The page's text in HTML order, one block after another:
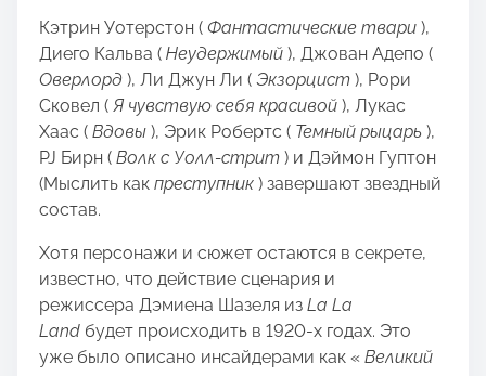
Кэтрин Уотерстон ( Фантастические твари ),
Диего Кальва ( Неудержимый ), Джован Адепо (
Оверлорд ), Ли Джун Ли ( Экзорцист ), Рори
Сковел ( Я чувствую себя красивой ), Лукас
Хаас ( Вдовы ), Эрик Робертс ( Темный рыцарь ),
PJ Бирн ( Волк с Уолл-стрит ) и Дэймон Гуптон
(Мыслить как преступник ) завершают звездный
состав.
Хотя персонажи и сюжет остаются в секрете,
известно, что действие сценария и
режиссера Дэмиена Шазеля из La La
Land будет происходить в 1920-х годах. Это
уже было описано инсайдерами как « Великий